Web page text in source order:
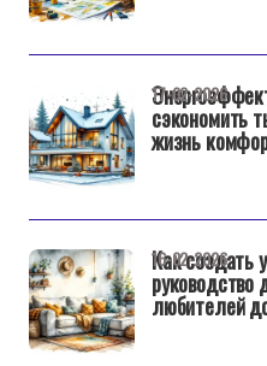
сэкономить
жизнь
17-02-2026
Как создать
любителей
16-02-2026